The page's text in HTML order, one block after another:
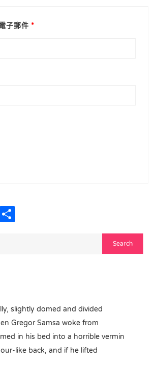
子郵件 *
slightly domed and divided
Gregor Samsa woke from
in his bed into a horrible vermin
like back, and if he lifted